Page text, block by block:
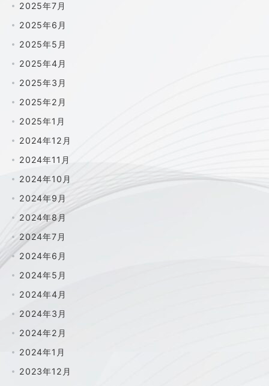
2025年7月
2025年6月
2025年5月
2025年4月
2025年3月
2025年2月
2025年1月
2024年12月
2024年11月
2024年10月
2024年9月
2024年8月
2024年7月
2024年6月
2024年5月
2024年4月
2024年3月
2024年2月
2024年1月
2023年12月